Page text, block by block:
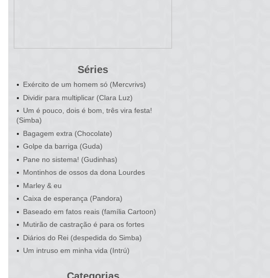
Séries
Exército de um homem só (Mercvrivs)
Dividir para multiplicar (Clara Luz)
Um é pouco, dois é bom, três vira festa!
(Simba)
Bagagem extra (Chocolate)
Golpe da barriga (Guda)
Pane no sistema! (Gudinhas)
Montinhos de ossos da dona Lourdes
Marley & eu
Caixa de esperança (Pandora)
Baseado em fatos reais (família Cartoon)
Mutirão de castração é para os fortes
Diários do Rei (despedida do Simba)
Um intruso em minha vida (Intrú)
Categorias